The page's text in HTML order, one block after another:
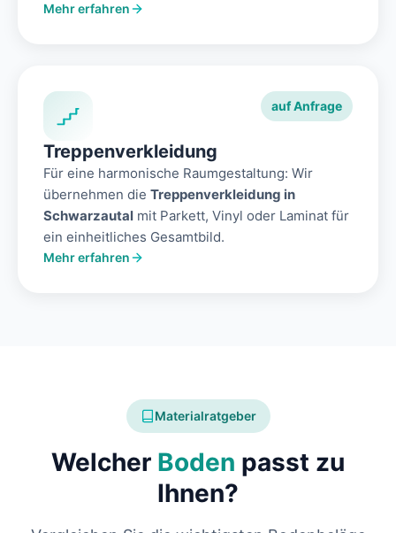
Mehr erfahren
auf Anfrage
Treppenverkleidung
Für eine harmonische Raumgestaltung: Wir
übernehmen die Treppenverkleidung in
Schwarzautal mit Parkett, Vinyl oder Laminat für
ein einheitliches Gesamtbild.
Mehr erfahren
Materialratgeber
Welcher Boden passt zu
Ihnen?